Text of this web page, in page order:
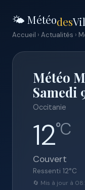
🌤️ Météodes
Accueil › Actualités ›
Météo
Samedi
Occitanie
12°C
Couvert
Ressenti 12°C
🔄 Mis à jour à